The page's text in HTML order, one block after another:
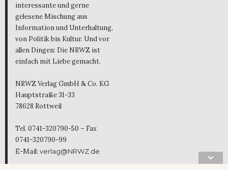
interessante und gerne
gelesene Mischung aus
Information und Unterhaltung,
von Politik bis Kultur. Und vor
allen Dingen: Die NRWZ ist
einfach mit Liebe gemacht.
NRWZ Verlag GmbH & Co. KG
Hauptstraße 31-33
78628 Rottweil
Tel. 0741-320790-50 – Fax
0741-320790-99
E-Mail: verlag@NRWZ.de